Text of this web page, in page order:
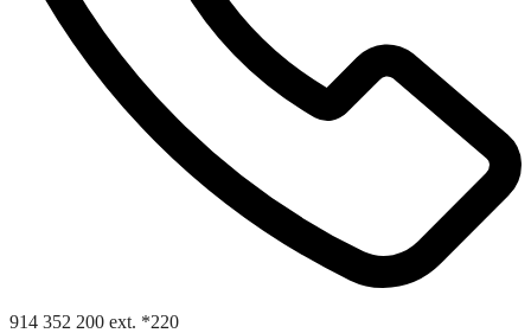
914 352 200 ext. *220